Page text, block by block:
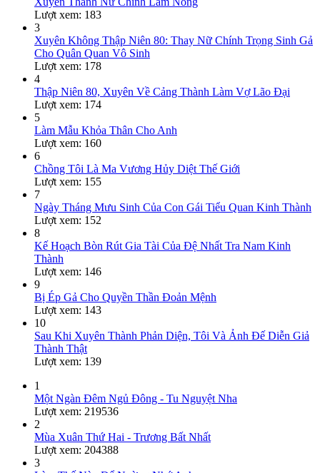
Lượt xem: 183
3
Xuyên Không Thập Niên 80: Thay Nữ Chính Trọng Sinh Gả
Cho Quân Quan Vô Sinh
Lượt xem: 178
4
Thập Niên 80, Xuyên Về Cảng Thành Làm Vợ Lão Đại
Lượt xem: 174
5
Làm Mẫu Khỏa Thân Cho Anh
Lượt xem: 160
6
Chồng Tôi Là Ma Vương Hủy Diệt Thế Giới
Lượt xem: 155
7
Ngày Tháng Mưu Sinh Của Con Gái Tiểu Quan Kinh Thành
Lượt xem: 152
8
Kế Hoạch Bòn Rút Gia Tài Của Đệ Nhất Tra Nam Kinh
Thành
Lượt xem: 146
9
Bị Ép Gả Cho Quyền Thần Đoản Mệnh
Lượt xem: 143
10
Sau Khi Xuyên Thành Phản Diện, Tôi Và Ảnh Đế Diễn Giả
Thành Thật
Lượt xem: 139
1
Một Ngàn Đêm Ngủ Đông - Tu Nguyệt Nha
Lượt xem: 219536
2
Mùa Xuân Thứ Hai - Trương Bất Nhất
Lượt xem: 204388
3